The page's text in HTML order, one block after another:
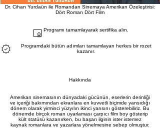
Dr. Cihan Yurdaün ile Romandan Sinemaya Amerikan Özeleştirisi:
Dört Roman Dört Film
Programı tamamlayarak sertifika alın.
Programdaki bütün adımları tamamlayan herkes bir rozet
kazanır.
Hakkında
Amerikan sinemasının dünyadaki gücünün, eserlerin derinliği
ve içeriği bakımından ekranlara en kuvvetli biçimde yansıdığı
dönem olarak yirminci yüzyılın ikinci yarısını gösterebiliriz. Bu
dönemde birçok roman uyarlaması çarpıcı film boy gösterip
kült statüsü kazanırken, bu başarı ilginin ister istemez
kaynak romanlara ve yazarlara yönelmesine sebep olmuştur.